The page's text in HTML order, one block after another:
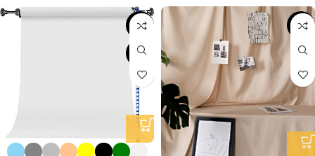
-38%
-8%
مميز